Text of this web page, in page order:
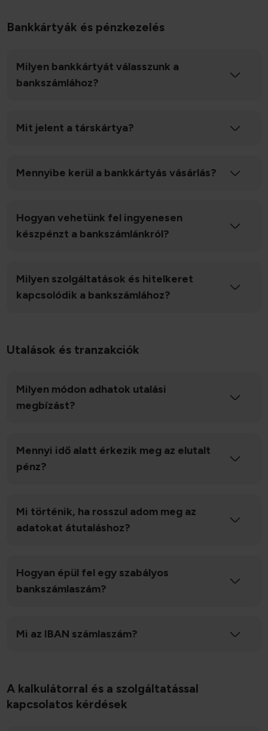
Bankkártyák és pénzkezelés
Milyen bankkártyát válasszunk a
bankszámlához?
Mit jelent a társkártya?
Mennyibe kerül a bankkártyás vásárlás?
Hogyan vehetünk fel ingyenesen
készpénzt a bankszámlánkról?
Milyen szolgáltatások és hitelkeret
kapcsolódik a bankszámlához?
Utalások és tranzakciók
Milyen módon adhatok utalási
megbízást?
Mennyi idő alatt érkezik meg az elutalt
pénz?
Mi történik, ha rosszul adom meg az
adatokat átutaláshoz?
Hogyan épül fel egy szabályos
bankszámlaszám?
Mi az IBAN számlaszám?
A kalkulátorral és a szolgáltatással
kapcsolatos kérdések